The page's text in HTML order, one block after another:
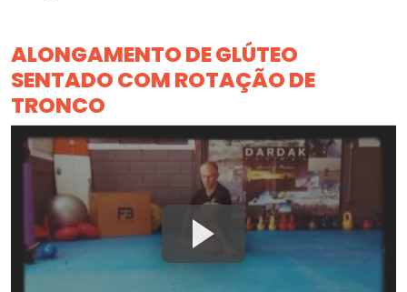
ALONGAMENTO DE GLÚTEO
SENTADO COM ROTAÇÃO DE
TRONCO